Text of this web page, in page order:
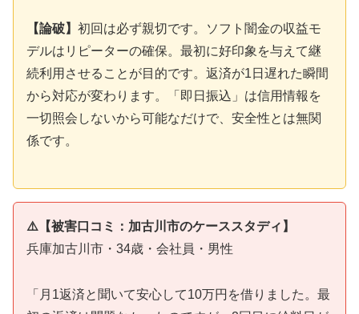
【論破】 初回は必ず親切です。ソフト闇金の収益モ
デルはリピーターの確保。最初に好印象を与えて継
続利用させることが目的です。返済が1日遅れた瞬間
から対応が変わります。「即日振込」は信用情報を
一切照会しないから可能なだけで、安全性とは無関
係です。
⚠️【被害口コミ：加古川市のケーススタディ】
兵庫加古川市・34歳・会社員・男性
「月1返済と聞いて安心して10万円を借りました。最